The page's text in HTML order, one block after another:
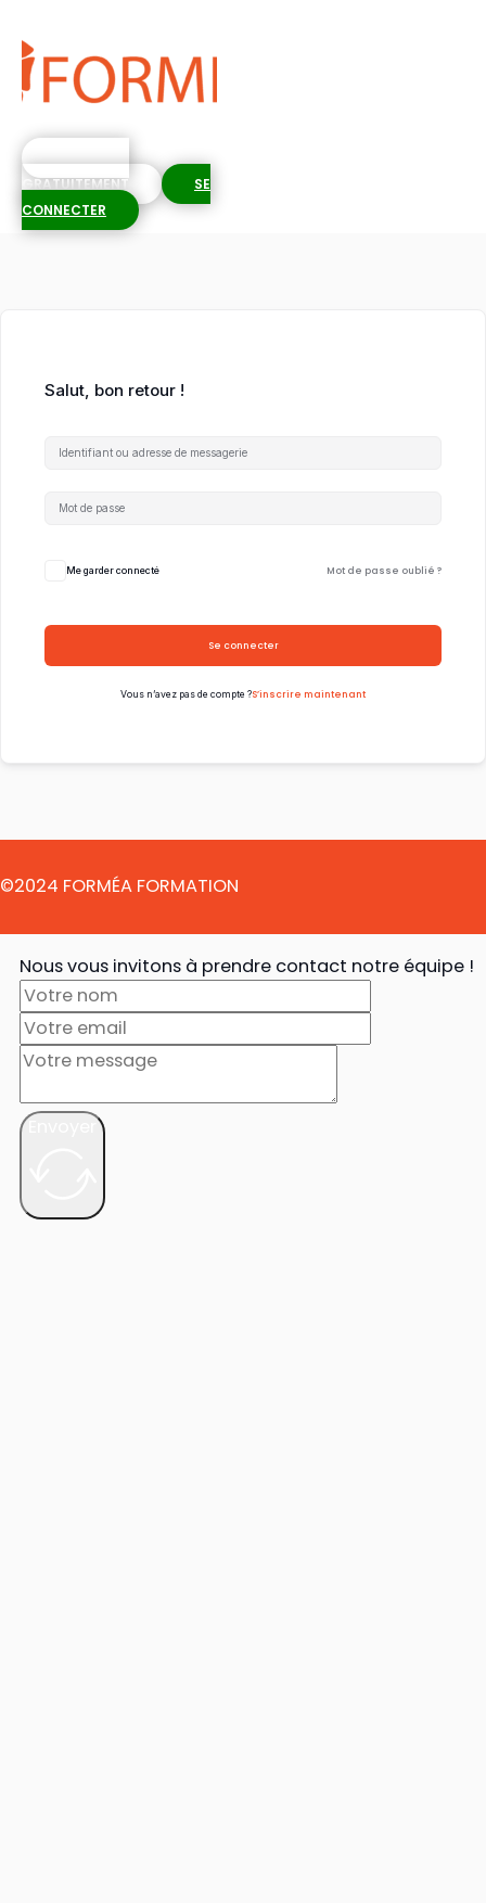
S'INSCRIRE
GRATUITEMENT
SE
CONNECTER
Salut, bon retour !
Me garder connecté Mot de passe oublié ?
Se connecter
Vous n’avez pas de compte ?S’inscrire maintenant
©2024 FORMÉA FORMATION
Nous vous invitons à prendre contact notre équipe !
Envoyer